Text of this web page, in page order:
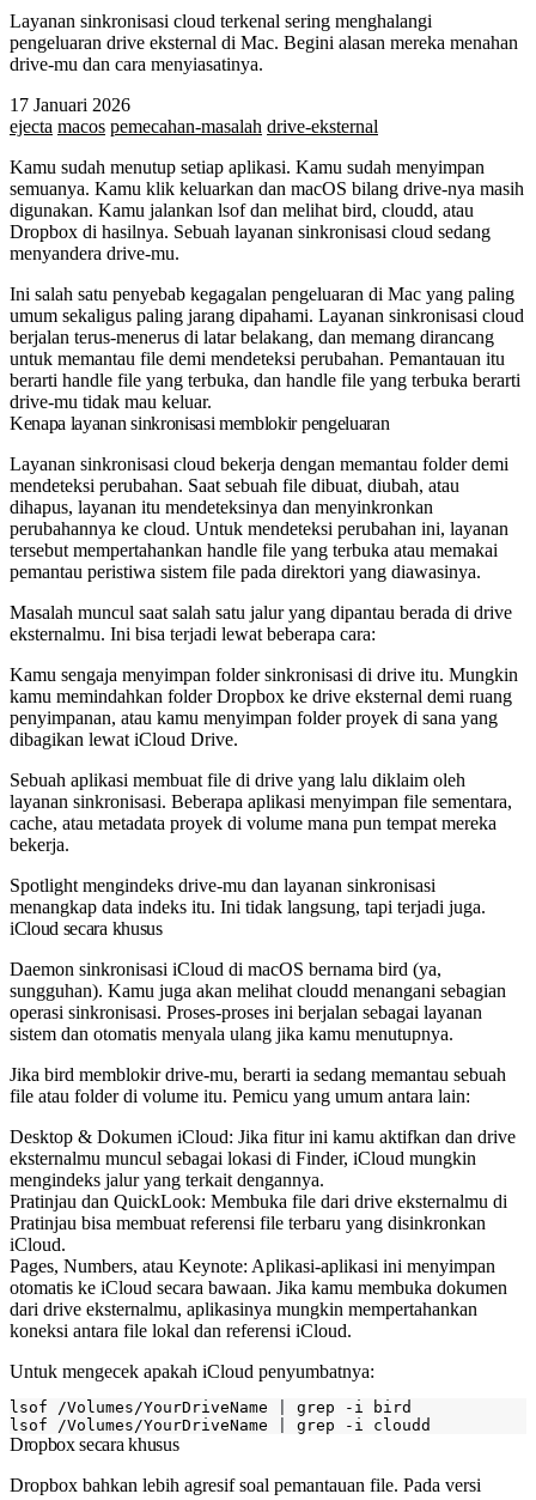
Layanan sinkronisasi cloud terkenal sering menghalangi
pengeluaran drive eksternal di Mac. Begini alasan mereka menahan
drive-mu dan cara menyiasatinya.
17 Januari 2026
ejecta macos pemecahan-masalah drive-eksternal
Kamu sudah menutup setiap aplikasi. Kamu sudah menyimpan
semuanya. Kamu klik keluarkan dan macOS bilang drive-nya masih
digunakan. Kamu jalankan lsofdan melihat bird, cloudd, atau
Dropbox di hasilnya. Sebuah layanan sinkronisasi cloud sedang
menyandera drive-mu.
Ini salah satu penyebab kegagalan pengeluaran di Mac yang paling
umum sekaligus paling jarang dipahami. Layanan sinkronisasi cloud
berjalan terus-menerus di latar belakang, dan memang dirancang
untuk memantau file demi mendeteksi perubahan. Pemantauan itu
berarti handle file yang terbuka, dan handle file yang terbuka berarti
drive-mu tidak mau keluar.
Kenapa layanan sinkronisasi memblokir pengeluaran
Layanan sinkronisasi cloud bekerja dengan memantau folder demi
mendeteksi perubahan. Saat sebuah file dibuat, diubah, atau
dihapus, layanan itu mendeteksinya dan menyinkronkan
perubahannya ke cloud. Untuk mendeteksi perubahan ini, layanan
tersebut mempertahankan handle file yang terbuka atau memakai
pemantau peristiwa sistem file pada direktori yang diawasinya.
Masalah muncul saat salah satu jalur yang dipantau berada di drive
eksternalmu. Ini bisa terjadi lewat beberapa cara:
Kamu sengaja menyimpan folder sinkronisasi di drive itu. Mungkin
kamu memindahkan folder Dropbox ke drive eksternal demi ruang
penyimpanan, atau kamu menyimpan folder proyek di sana yang
dibagikan lewat iCloud Drive.
Sebuah aplikasi membuat file di drive yang lalu diklaim oleh
layanan sinkronisasi. Beberapa aplikasi menyimpan file sementara,
cache, atau metadata proyek di volume mana pun tempat mereka
bekerja.
Spotlight mengindeks drive-mu dan layanan sinkronisasi
menangkap data indeks itu. Ini tidak langsung, tapi terjadi juga.
iCloud secara khusus
Daemon sinkronisasi iCloud di macOS bernama bird (ya,
sungguhan). Kamu juga akan melihat cloudd menangani sebagian
operasi sinkronisasi. Proses-proses ini berjalan sebagai layanan
sistem dan otomatis menyala ulang jika kamu menutupnya.
Jika bird memblokir drive-mu, berarti ia sedang memantau sebuah
file atau folder di volume itu. Pemicu yang umum antara lain:
Desktop & Dokumen iCloud: Jika fitur ini kamu aktifkan dan drive
eksternalmu muncul sebagai lokasi di Finder, iCloud mungkin
mengindeks jalur yang terkait dengannya.
Pratinjau dan QuickLook: Membuka file dari drive eksternalmu di
Pratinjau bisa membuat referensi file terbaru yang disinkronkan
iCloud.
Pages, Numbers, atau Keynote: Aplikasi-aplikasi ini menyimpan
otomatis ke iCloud secara bawaan. Jika kamu membuka dokumen
dari drive eksternalmu, aplikasinya mungkin mempertahankan
koneksi antara file lokal dan referensi iCloud.
Untuk mengecek apakah iCloud penyumbatnya:
lsof /Volumes/YourDriveName
lsof /Volumes/YourDriveName
Dropbox secara khusus
Dropbox bahkan lebih agresif soal pemantauan file. Pada versi